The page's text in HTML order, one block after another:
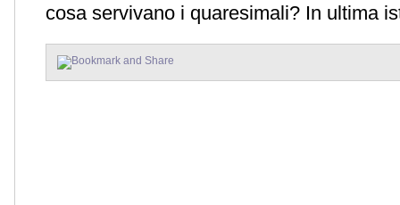
cosa servivano i quaresimali? In ultima